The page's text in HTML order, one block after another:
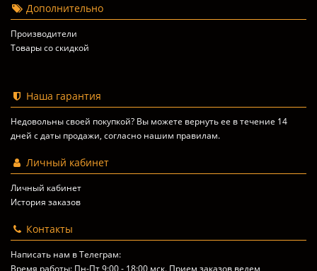
Дополнительно
Производители
Товары со скидкой
Наша гарантия
Недовольны своей покупкой? Вы можете вернуть ее в течение 14
дней с даты продажи, согласно нашим правилам.
Личный кабинет
Личный кабинет
История заказов
Контакты
Написать нам в Телеграм:
Время работы: Пн-Пт 9:00 - 18:00 мск. Прием заказов ведем